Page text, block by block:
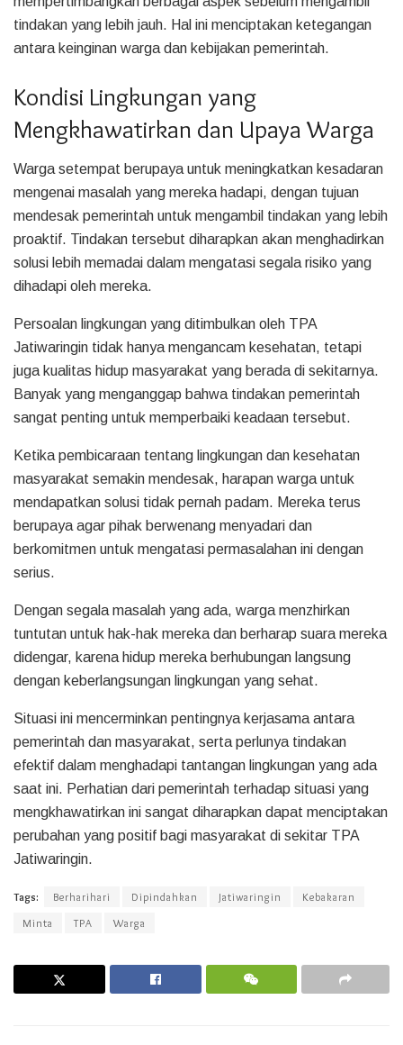
tindakan yang lebih jauh. Hal ini menciptakan ketegangan
antara keinginan warga dan kebijakan pemerintah.
Kondisi Lingkungan yang
Mengkhawatirkan dan Upaya Warga
Warga setempat berupaya untuk meningkatkan kesadaran
mengenai masalah yang mereka hadapi, dengan tujuan
mendesak pemerintah untuk mengambil tindakan yang lebih
proaktif. Tindakan tersebut diharapkan akan menghadirkan
solusi lebih memadai dalam mengatasi segala risiko yang
dihadapi oleh mereka.
Persoalan lingkungan yang ditimbulkan oleh TPA
Jatiwaringin tidak hanya mengancam kesehatan, tetapi
juga kualitas hidup masyarakat yang berada di sekitarnya.
Banyak yang menganggap bahwa tindakan pemerintah
sangat penting untuk memperbaiki keadaan tersebut.
Ketika pembicaraan tentang lingkungan dan kesehatan
masyarakat semakin mendesak, harapan warga untuk
mendapatkan solusi tidak pernah padam. Mereka terus
berupaya agar pihak berwenang menyadari dan
berkomitmen untuk mengatasi permasalahan ini dengan
serius.
Dengan segala masalah yang ada, warga menzhirkan
tuntutan untuk hak-hak mereka dan berharap suara mereka
didengar, karena hidup mereka berhubungan langsung
dengan keberlangsungan lingkungan yang sehat.
Situasi ini mencerminkan pentingnya kerjasama antara
pemerintah dan masyarakat, serta perlunya tindakan
efektif dalam menghadapi tantangan lingkungan yang ada
saat ini. Perhatian dari pemerintah terhadap situasi yang
mengkhawatirkan ini sangat diharapkan dapat menciptakan
perubahan yang positif bagi masyarakat di sekitar TPA
Jatiwaringin.
Tags: Berharihari Dipindahkan Jatiwaringin
Kebakaran
Minta
TPA Warga